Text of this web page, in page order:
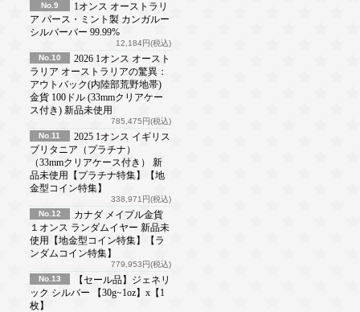
No.9
1オンス オーストラリ
ア パース・ミント製 カンガルー
シルバーバー 99.99%
12,184円(税込)
No.10
2026 1オンス オースト
ラリア オーストラリアの驚異：
アウトバック(内陸部荒野地帯)
金貨 100ドル (33mmクリアケー
ス付き) 新品未使用
785,475円(税込)
No.11
2025 1オンス イギリス
ブリタニア（プラチナ）
（33mmクリアケース付き） 新
品未使用【プラチナ特集】【地
金型コイン特集】
338,971円(税込)
No.12
カナダ メイプル金貨
１オンス ランダムイヤー 新品未
使用【地金型コイン特集】【ラ
ンダムコイン特集】
779,953円(税込)
No.13
【セール品】ジェネリ
ック シルバー 【30g~1oz】x【1
枚】